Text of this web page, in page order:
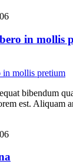
in mollis
bibendum
est. Aliquam